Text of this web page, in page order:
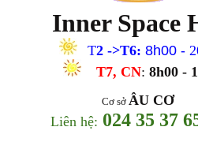
dữ, tôn trọng những người xung
Lan Hương, 48 tuổi
Quý Trọng Bản Thân
thời gian nhìn lại, quan sát bản
cuộc sống xung quanh mình, giúp
Inner Space
T2 ->T6: 8h00 -
T7, CN:8h00 -
Cơ sở ÂU CƠ
Liên hệ: 024 35 37